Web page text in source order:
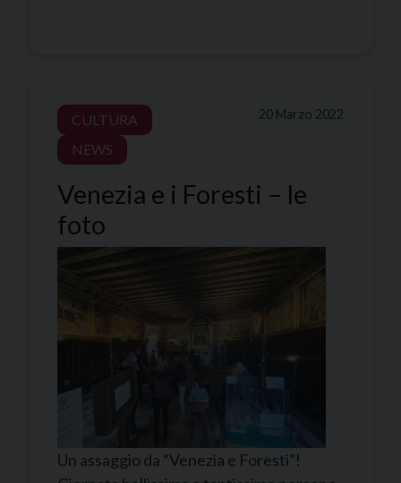
20 Marzo 2022
CULTURA
NEWS
Venezia e i Foresti – le
foto
Un assaggio da “Venezia e Foresti”!